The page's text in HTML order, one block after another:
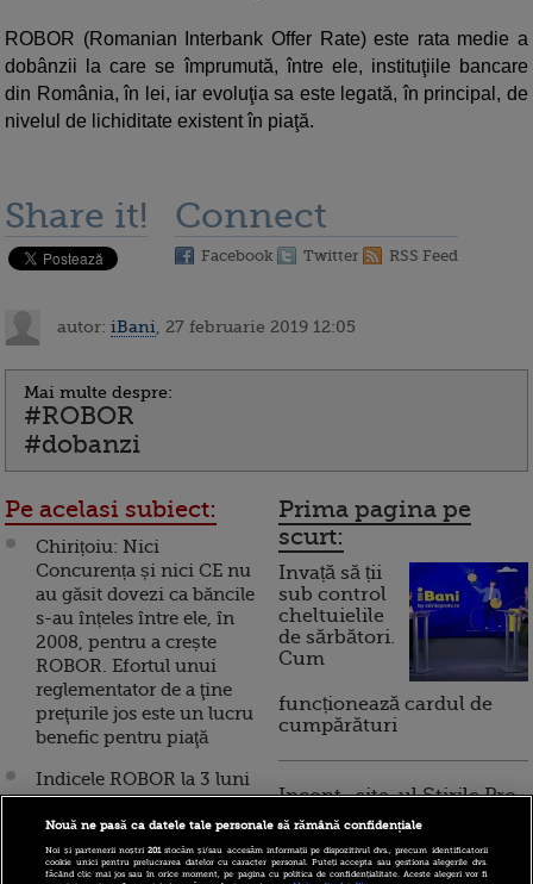
ROBOR (Romanian Interbank Offer Rate) este rata medie a
dobânzii la care se împrumută, între ele, instituţiile bancare
din România, în lei, iar evoluţia sa este legată, în principal, de
nivelul de lichiditate existent în piaţă.
Share it! Connect
Facebook Twitter RSS Feed
autor: iBani , 27 februarie 2019 12:05
Mai multe despre:
#ROBOR
#dobanzi
Pe acelasi subiect:
Chirițoiu: Nici
Concurența și nici CE nu
au găsit dovezi ca băncile
s-au înțeles între ele, în
2008, pentru a crește
ROBOR. Efortul unui
reglementator de a ţine
preţurile jos este un lucru
benefic pentru piaţă
Indicele ROBOR la 3 luni
a crescut la 3,29%, cel
mai ridicat nivel din
ultimele patru luni
Prima pagina pe
scurt:
Invață să ții
sub control
cheltuielile
de sărbători.
Cum
funcționează cardul de
cumpărături
Incont , site-ul Știrile Pro
TV de informații
economice și educație
financiară, a devenit iBani
Nouă ne pasă ca datele tale personale să rămână confidențiale
Noi și partenerii noștri201stocăm și/sau accesăm informații pe dispozitivul dvs., precum identificatorii
cookie unici pentru prelucrarea datelor cu caracter personal. Puteți accepta sau gestiona alegerile dvs.
făcând clic mai jos sau în orice moment, pe pagina cu politica de confidențialitate. Aceste alegeri vor fi